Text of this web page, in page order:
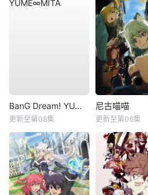
BanG Dream! YUME∞MITA
更新至第08集
尼古喵喵
更新至第06集